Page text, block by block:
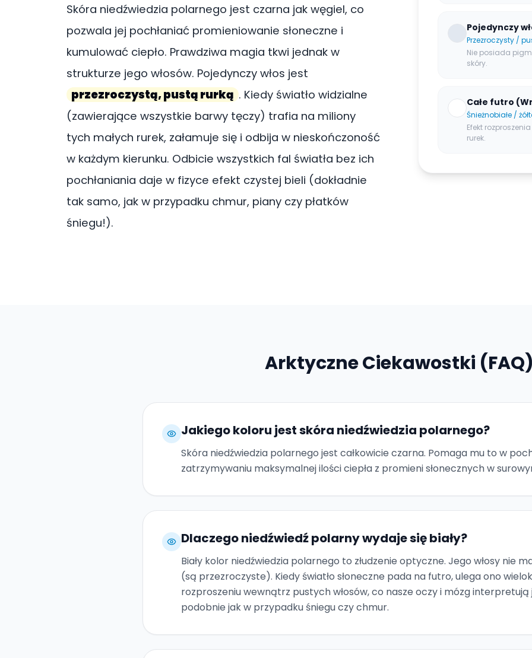
Skóra niedźwiedzia polarnego jest czarna jak węgiel, co
pozwala jej pochłaniać promieniowanie słoneczne i
kumulować ciepło. Prawdziwa magia tkwi jednak w
strukturze jego włosów. Pojedynczy włos jest
przezroczystą, pustą rurką . Kiedy światło widzialne
(zawierające wszystkie barwy tęczy) trafia na miliony
tych małych rurek, załamuje się i odbija w nieskończoność
w każdym kierunku. Odbicie wszystkich fal światła bez ich
pochłaniania daje w fizyce efekt czystej bieli (dokładnie
tak samo, jak w przypadku chmur, piany czy płatków
śniegu!).
Pojedynczy
Przezroczysty /
Nie posiada
skóry.
Całe futro
Śnieżnobiałe /
Efekt
rurek.
Arktyczne Ciekawostki (FAQ)
Jakiego koloru jest skóra niedźwiedzia polarnego?
Skóra niedźwiedzia polarnego jest całkowicie czarna. Pomaga mu to w
zatrzymywaniu maksymalnej ilości ciepła z promieni słonecznych w
Dlaczego niedźwiedź polarny wydaje się biały?
Biały kolor niedźwiedzia polarnego to złudzenie optyczne. Jego włosy nie
(są przezroczyste). Kiedy światło słoneczne pada na futro, ulega ono
rozproszeniu wewnątrz pustych włosów, co nasze oczy i mózg
podobnie jak w przypadku śniegu czy chmur.